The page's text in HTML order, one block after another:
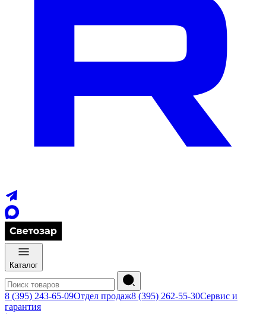
Каталог
8 (395) 243-65-09Отдел продаж8 (395) 262-55-30Сервис и
гарантия